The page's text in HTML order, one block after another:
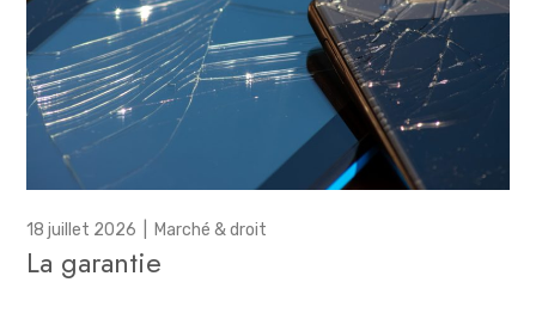
18 juillet 2026 Marché & droit
La garantie